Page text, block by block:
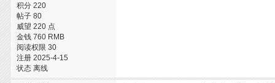
积分 220
帖子 80
威望 220 点
金钱 760 RMB
阅读权限 30
注册 2025-4-15
状态 离线